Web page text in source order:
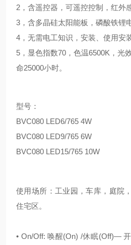
2，含遥控器，可遥控控制，红外
3，含多晶硅太阳能板，磷酸铁锂
4，无需电工知识，安装、使用安
5，显色指数70，色温6500K，光
命25000小时。
型号：
BVC080 LED6/765 4W
BVC080 LED9/765 6W
BVC080 LED15/765 10W
使用场所：工业园，车库，庭院
住宅区。
• On/Off: 唤醒(On) /休眠(Off)—